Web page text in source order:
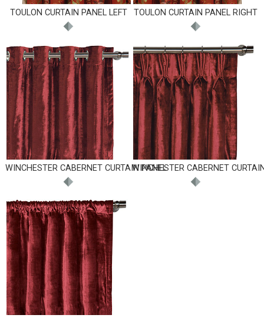
TOULON CURTAIN PANEL LEFT TOULON CURTAIN PANEL RIGHT
WINCHESTER CABERNET CURTAIN PANELWINCHESTER CABERNET